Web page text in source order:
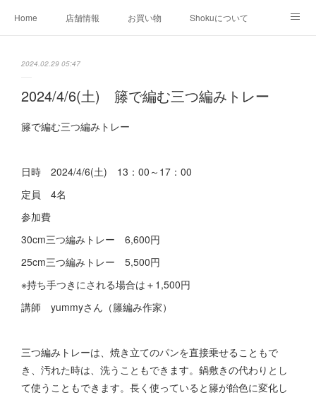
Home 店舗情報 お買い物 Shokuについて
2024.02.29 05:47
2024/4/6(土) 籐で編む三つ編みトレー
籐で編む三つ編みトレー
日時 2024/4/6(土) 13：00～17：00
定員 4名
参加費
30cm三つ編みトレー 6,600円
25cm三つ編みトレー 5,500円
※持ち手つきにされる場合は＋1,500円
講師 yummyさん（籐編み作家）
三つ編みトレーは、焼き立てのパンを直接乗せることもで
き、汚れた時は、洗うこともできます。鍋敷きの代わりとし
て使うこともできます。長く使っていると籐が飴色に変化し